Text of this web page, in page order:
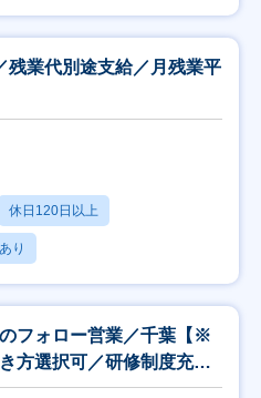
残業代別途支給／月残業平
休日120日以上
り
ォロー営業／千葉【※
方選択可／研修制度充